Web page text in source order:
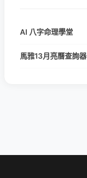
AI 八字命理學堂
馬雅13月亮曆查詢器